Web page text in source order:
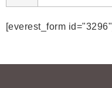
[everest_form id="3296"]